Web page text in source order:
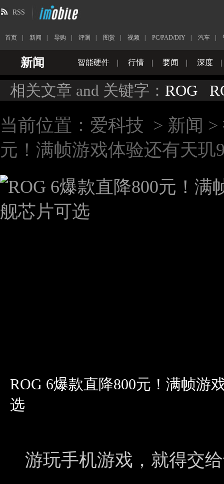
RSS
首页 新闻 导购 评测 图赏 视频 PC/PAD/DIY 汽车
新闻 智能硬件 | 行情 | 要闻 | 深度 |
相关文章 and 关键字： ROG
当前位置： 爱科技 > 新闻 >
元！满帧游戏体验还有天玑
ROG 6爆款直降800元！满帧游
选
游玩手机游戏，就得交